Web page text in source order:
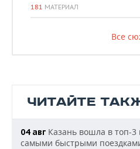
181 МАТЕРИАЛ
Все
ЧИТАЙТЕ
04 авг Казань вошла в топ-3
самыми быстрыми